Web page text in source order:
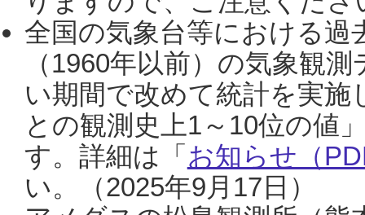
全国の気象台等における過
（1960年以前）の気象観
い期間で改めて統計を実
との観測史上1～10位の値
す。詳細は「 お知らせ（
い。（2025年9月17日）